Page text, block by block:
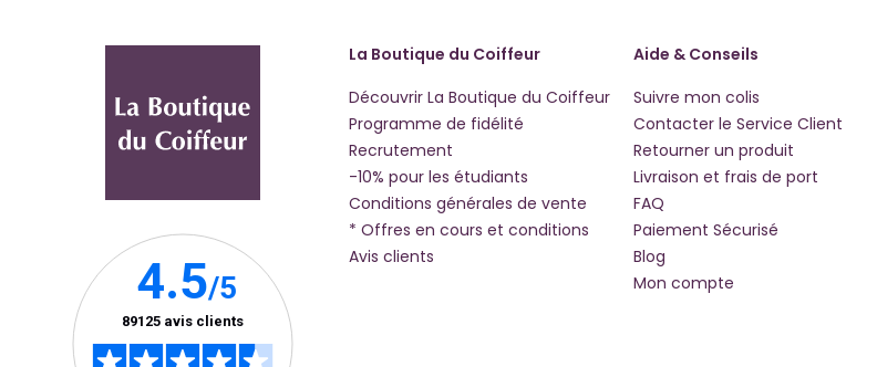
La Boutique du Coiffeur
Découvrir La Boutique du Coiffeur
Programme de fidélité
Recrutement
-10% pour les étudiants
Conditions générales de vente
* Offres en cours et conditions
Avis clients
Aide & Conseils
Suivre mon colis
Contacter le Service Client
Retourner un produit
Livraison et frais de port
FAQ
Paiement Sécurisé
Blog
Mon compte